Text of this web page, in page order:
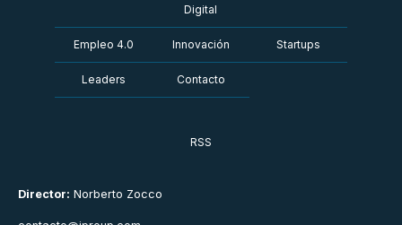
Director: Norberto Zocco
Digital
Empleo 4.0 Innovación Startups
Leaders Contacto
RSS